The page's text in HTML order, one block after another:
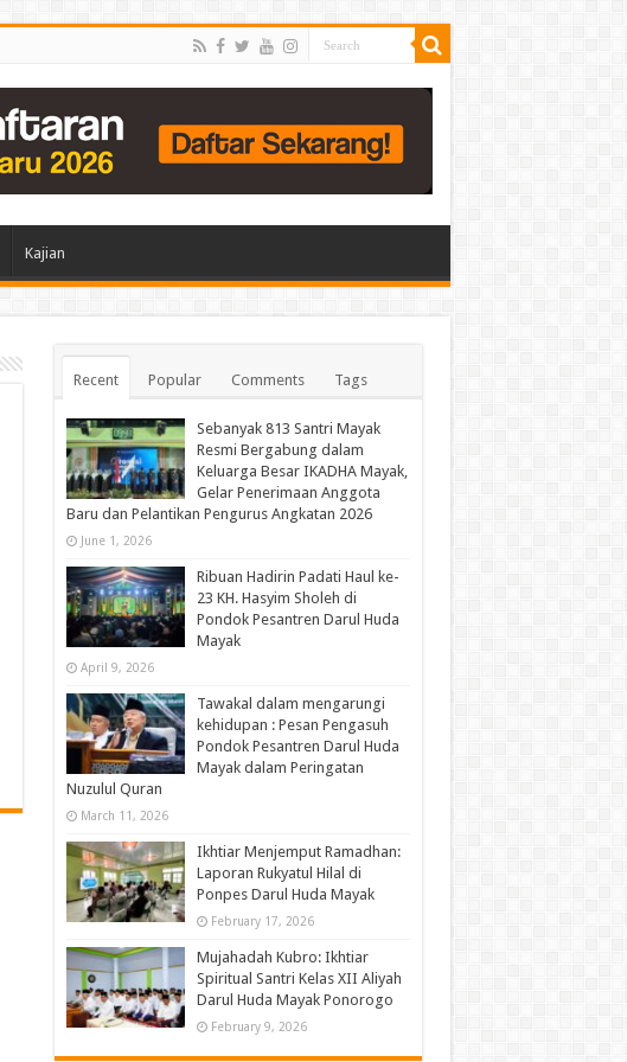
Kajian
Recent Popular Comments Tags
Sebanyak 813 Santri Mayak
Resmi Bergabung dalam
Keluarga Besar IKADHA Mayak,
Gelar Penerimaan Anggota
Baru dan Pelantikan Pengurus Angkatan 2026
June 1, 2026
Ribuan Hadirin Padati Haul ke-
23 KH. Hasyim Sholeh di
Pondok Pesantren Darul Huda
Mayak
April 9, 2026
Tawakal dalam mengarungi
kehidupan : Pesan Pengasuh
Pondok Pesantren Darul Huda
Mayak dalam Peringatan
Nuzulul Quran
March 11, 2026
Ikhtiar Menjemput Ramadhan:
Laporan Rukyatul Hilal di
Ponpes Darul Huda Mayak
February 17, 2026
Mujahadah Kubro: Ikhtiar
Spiritual Santri Kelas XII Aliyah
Darul Huda Mayak Ponorogo
February 9, 2026